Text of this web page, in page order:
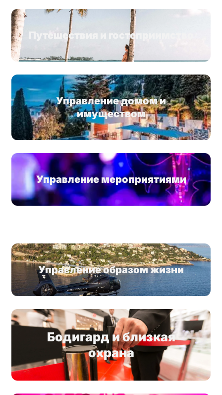
Путешествия и гостеприимство
Управление домом и
имуществом
Управление мероприятиями
Управление образом жизни
Бодигард и близкая
охрана